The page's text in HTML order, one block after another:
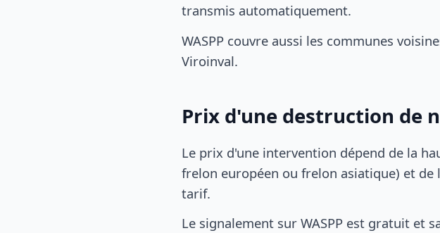
transmis automatiquement.
WASPP couvre aussi les communes
Viroinval.
Prix d'une destruction de
Le prix d'une intervention dépend de la
frelon européen ou frelon asiatique) et
tarif.
Le signalement sur WASPP est gratuit et